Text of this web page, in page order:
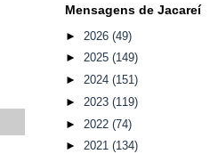
Mensagens de Jacareí
► 2026 (49)
► 2025 (149)
► 2024 (151)
► 2023 (119)
► 2022 (74)
► 2021 (134)